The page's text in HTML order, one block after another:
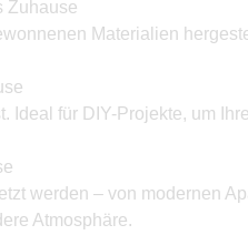
Zuhause
Materialien
für DIY-Projekte, um
werden – von modernen
Atmosphäre.